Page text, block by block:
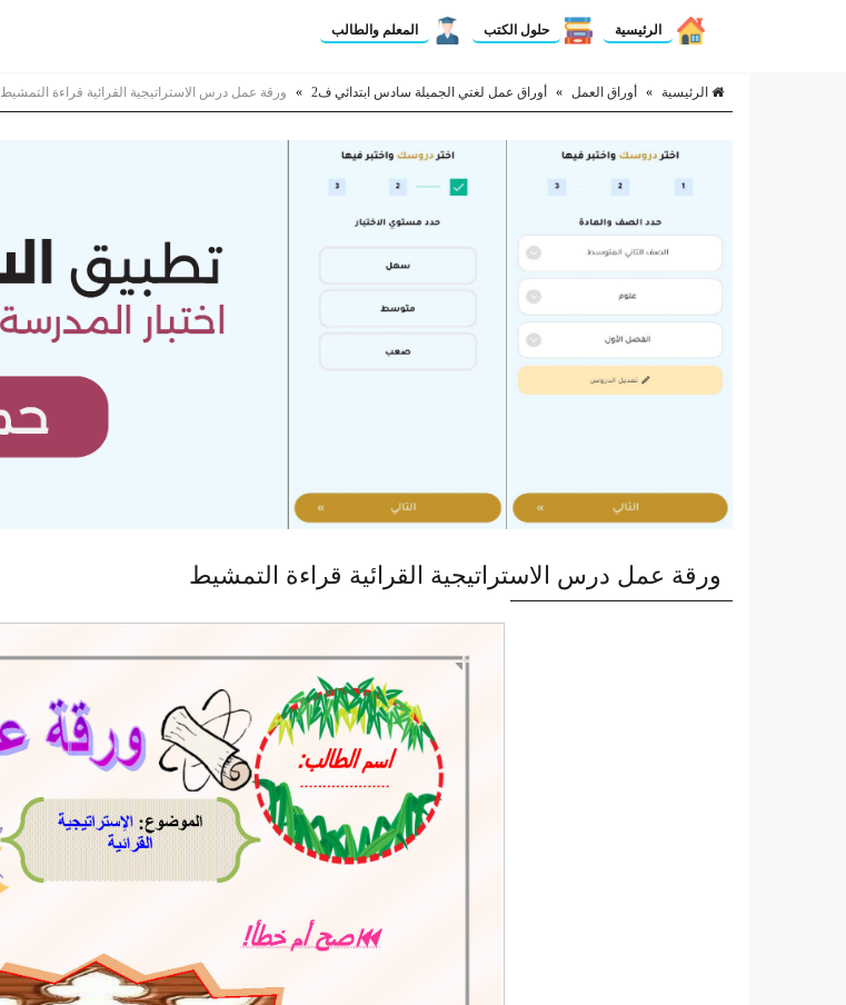
الرئيسية حلول الكتب المعلم والطالب
الرئيسية » أوراق العمل » أوراق عمل لغتي الجميلة سادس ابتدائي ف2 » ورقة عمل درس الاستراتيجية القرائية قراءة التمشيط
ورقة عمل درس الاستراتيجية القرائية قراءة التمشيط